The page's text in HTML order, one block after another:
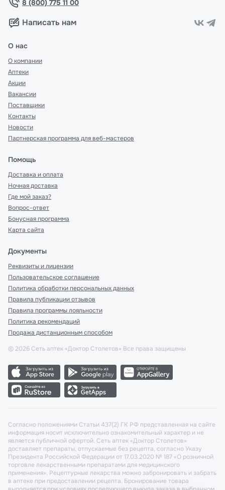
8 (800) 775 11 00
Написать нам
О нас
О компании
Аптеки
Акции
Вакансии
Поставщики
Контакты
Новости
Партнерская программа для веб-мастеров
Помощь
Доставка и оплата
Ночная доставка
Где мой заказ?
Вопрос-ответ
Бонусная программа
Карта сайта
Документы
Реквизиты и лицензии
Пользовательское соглашение
Политика обработки персональных данных
Правила публикации отзывов
Правила программы лояльности
Политика рекомендаций
Продажа дистанционным способом
© 2026 Сеть аптек «Доктор Столетов» Все права защищены
Согласно положениями Статьи 437(2) ГК РФ представленная на сайте
информация носит исключительно ознакомительный характер и не
является публичной офертой. Сеть аптек «Доктор Столетов»
доставляет препараты, отпускаемые без рецепта, согласно Указу
Президента Российской Федерации от 17.03.2020 № 187 «О розничной
торговле лекарственными препаратами для медицинского
применения». Рецептурные лекарства можно забронировать и забрать
в аптеке при предоставлении рецепта. Бронирование товара